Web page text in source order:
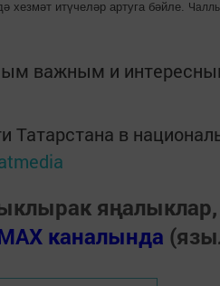
хезмәт итүчеләр артуга бәйле.
важным и
Татарстана в
каналында